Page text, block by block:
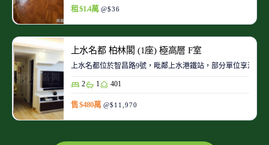
租 $1.4萬 @$36
上水名都 柏林閣 (1座) 極高層 F室
上水名都位於智昌路9號，毗鄰上水港鐵站，部分單位享泳
2 1 401
售 $480萬 @$11,970